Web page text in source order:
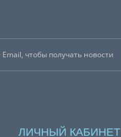
ЛИЧНЫЙ КАБИНЕТ